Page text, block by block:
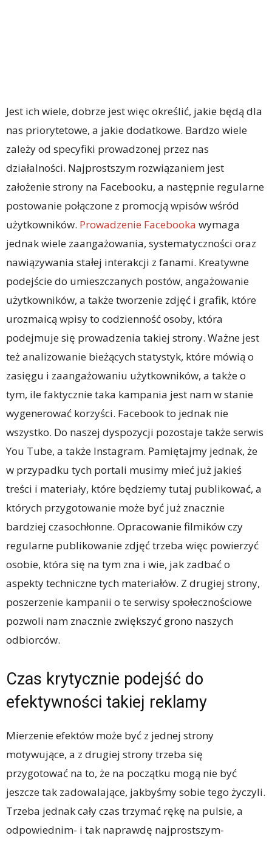
Jest ich wiele, dobrze jest więc określić, jakie będą dla
nas priorytetowe, a jakie dodatkowe. Bardzo wiele
zależy od specyfiki prowadzonej przez nas
działalności. Najprostszym rozwiązaniem jest
założenie strony na Facebooku, a następnie regularne
postowanie połączone z promocją wpisów wśród
użytkowników. Prowadzenie Facebooka wymaga
jednak wiele zaangażowania, systematyczności oraz
nawiązywania stałej interakcji z fanami. Kreatywne
podejście do umieszczanych postów, angażowanie
użytkowników, a także tworzenie zdjęć i grafik, które
urozmaicą wpisy to codzienność osoby, która
podejmuje się prowadzenia takiej strony. Ważne jest
też analizowanie bieżących statystyk, które mówią o
zasięgu i zaangażowaniu użytkowników, a także o
tym, ile faktycznie taka kampania jest nam w stanie
wygenerować korzyści. Facebook to jednak nie
wszystko. Do naszej dyspozycji pozostaje także serwis
You Tube, a także Instagram. Pamiętajmy jednak, że
w przypadku tych portali musimy mieć już jakieś
treści i materiały, które będziemy tutaj publikować, a
których przygotowanie może być już znacznie
bardziej czasochłonne. Opracowanie filmików czy
regularne publikowanie zdjęć trzeba więc powierzyć
osobie, która się na tym zna i wie, jak zadbać o
aspekty techniczne tych materiałów. Z drugiej strony,
poszerzenie kampanii o te serwisy społecznościowe
pozwoli nam znacznie zwiększyć grono naszych
odbiorców.
Czas krytycznie podejść do
efektywności takiej reklamy
Mierzenie efektów może być z jednej strony
motywujące, a z drugiej strony trzeba się
przygotować na to, że na początku mogą nie być
jeszcze tak zadowalające, jakbyśmy sobie tego życzyli.
Trzeba jednak cały czas trzymać rękę na pulsie, a
odpowiednim- i tak naprawdę najprostszym-